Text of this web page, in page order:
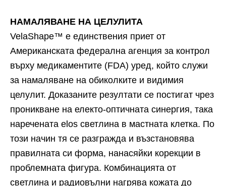
НАМАЛЯВАНЕ НА ЦЕЛУЛИТА
VelaShape™ е единствения приет от
Американската федерална агенция за контрол
върху медикаментите (FDA) уред, който служи
за намаляване на обиколките и видимия
целулит. Доказаните резултати се постигат чрез
проникване на електо-оптичната синергия, така
наречената elos светлина в мастната клетка. По
този начин тя се разгражда и възстановява
правилната си форма, нанасяйки корекции в
проблемната фигура. Комбинацията от
светлина и радиовълни нагрява кожата до